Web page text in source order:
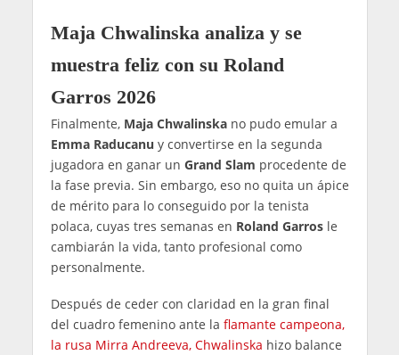
Maja Chwalinska analiza y se
muestra feliz con su Roland
Garros 2026
Finalmente, Maja Chwalinskano pudo emular a
Emma Raducanu y convertirse en la segunda
jugadora en ganar un Grand Slam procedente de
la fase previa. Sin embargo, eso no quita un ápice
de mérito para lo conseguido por la tenista
polaca, cuyas tres semanas en Roland Garrosle
cambiarán la vida, tanto profesional como
personalmente.
Después de ceder con claridad en la gran final
del cuadro femenino ante la flamante campeona,
la rusa Mirra Andreeva, Chwalinska hizo balance